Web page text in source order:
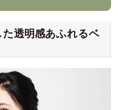
透明感あふれるベ